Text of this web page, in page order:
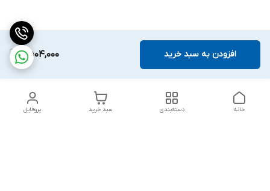
2,504,000 افزودن به سبد خرید
پروفایل سبد خرید دسته‌بندی خانه